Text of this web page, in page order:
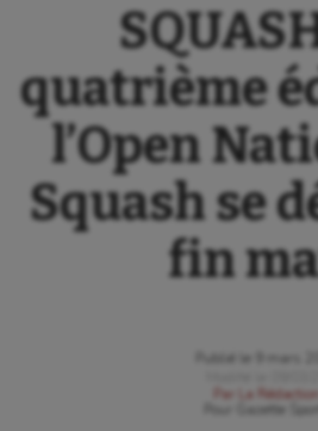
quatrième
l’Open
Squash se
fin
Publié le
9 mars
Par
La Rédaction
Gazette